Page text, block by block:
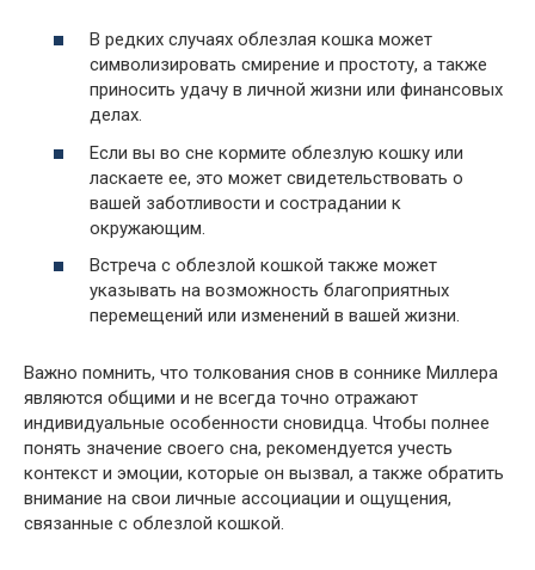
В редких случаях облезлая кошка может
символизировать смирение и простоту, а также
приносить удачу в личной жизни или финансовых
делах.
Если вы во сне кормите облезлую кошку или
ласкаете ее, это может свидетельствовать о
вашей заботливости и сострадании к
окружающим.
Встреча с облезлой кошкой также может
указывать на возможность благоприятных
перемещений или изменений в вашей жизни.
Важно помнить, что толкования снов в соннике Миллера
являются общими и не всегда точно отражают
индивидуальные особенности сновидца. Чтобы полнее
понять значение своего сна, рекомендуется учесть
контекст и эмоции, которые он вызвал, а также обратить
внимание на свои личные ассоциации и ощущения,
связанные с облезлой кошкой.